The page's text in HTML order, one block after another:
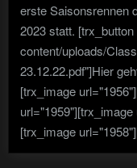
erste Saisonsrennen
2023 statt.
content/uploads/
23.12.22.pdf"]Hier
[trx_image
[trx_image